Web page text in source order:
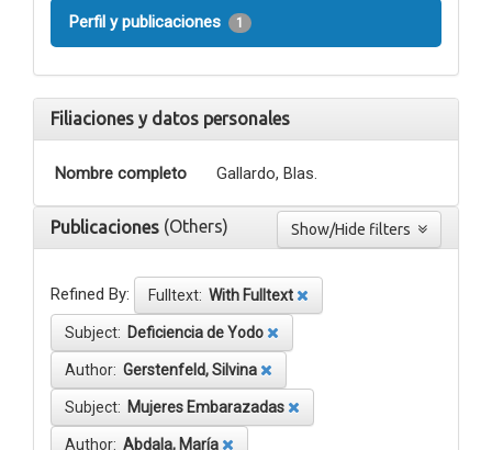
Perfil y publicaciones 1
Filiaciones y datos personales
Nombre completo Gallardo, Blas.
Publicaciones (Others)
Refined By: Fulltext: With Fulltext
Subject: Deficiencia de Yodo
Author: Gerstenfeld, Silvina
Subject: Mujeres Embarazadas
Author: Abdala, María